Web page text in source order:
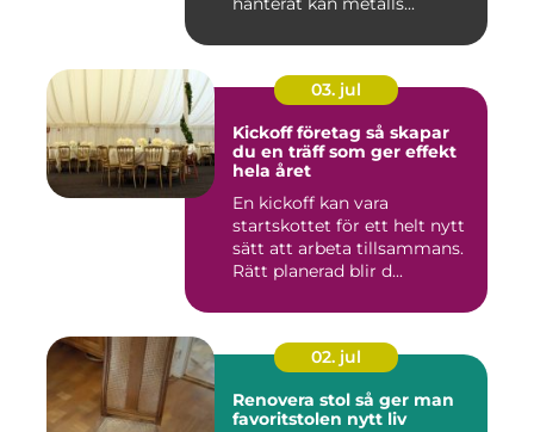
03. jul
Kickoff företag så skapar
du en träff som ger effekt
hela året
En kickoff kan vara
startskottet för ett helt nytt
sätt att arbeta tillsammans.
Rätt planerad blir d...
02. jul
Renovera stol så ger man
favoritstolen nytt liv